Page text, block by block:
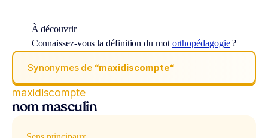
À découvrir
Connaissez-vous la définition du mot orthopédagogie?
Synonymes de “maxidiscompte“
maxidiscompte
nom masculin